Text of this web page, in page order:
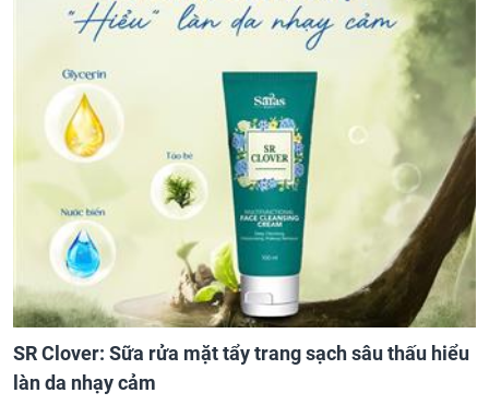
SR Clover: Sữa rửa mặt tẩy trang sạch sâu thấu hiểu
làn da nhạy cảm